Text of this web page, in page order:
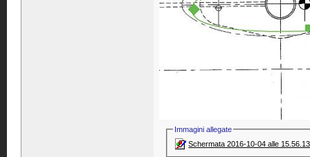
Immagini allegate
Schermata 2016-10-04 alle